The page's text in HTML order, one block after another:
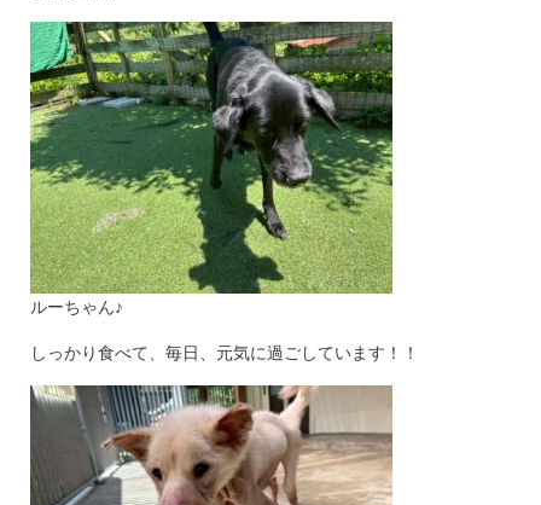
ルーちゃん♪
しっかり食べて、毎日、元気に過ごしています！！